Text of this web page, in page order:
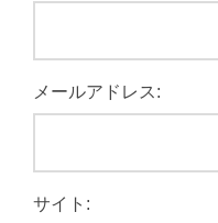
メールアドレス:
サイト: